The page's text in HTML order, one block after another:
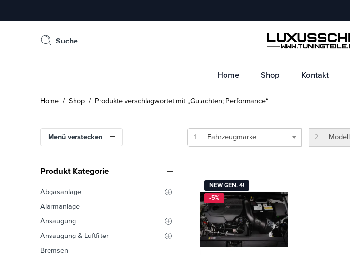
Suche
Home Shop Kontakt
Home / Shop / Produkte verschlagwortet mit „Gutachten; Performance“
Menü verstecken Fahrzeugmarke Modell
NEW GEN. 4!
-5%
Produkt Kategorie
Abgasanlage
Alarmanlage
Ansaugung
Ansaugung & Luftfilter
Bremsen